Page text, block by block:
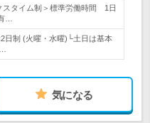
スタイム制＞標準労働時間 1日
…
日制 (火曜・水曜)└土日は基本
気になる